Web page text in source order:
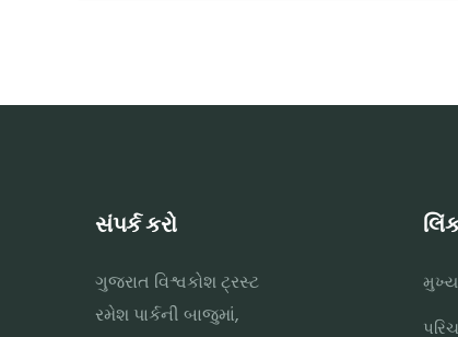
સંપર્ક કરો
ગુજરાત વિશ્વકોશ ટ્રસ્ટ
રમેશ પાર્કની બાજુમાં,
મુખ્ય